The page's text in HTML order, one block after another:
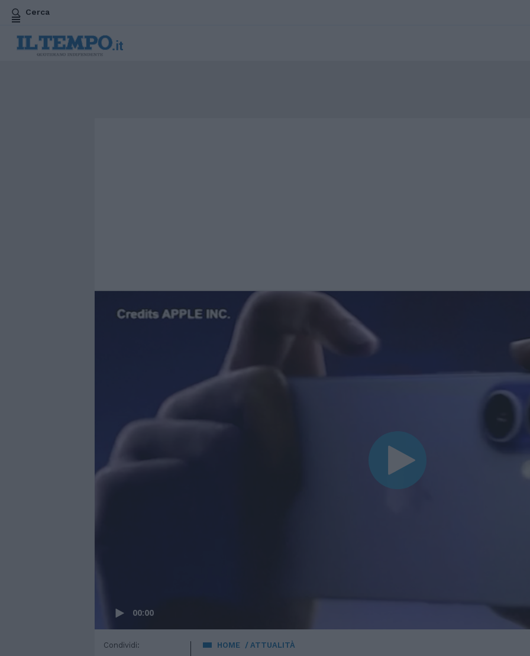
Cerca
00:00
HOME ATTUALITÀ
Condividi: